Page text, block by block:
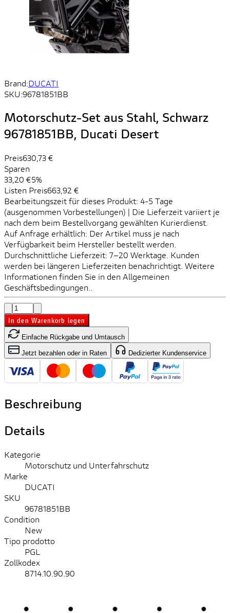
Brand:DUCATI
SKU:96781851BB
Motorschutz-Set aus Stahl, Schwarz
96781851BB, Ducati Desert
Preis630,73 €
Sparen
33,20 €5%
Listen Preis663,92 €
Bearbeitungszeit für dieses Produkt: 4-5 Tage
(ausgenommen Vorbestellungen) | Die Lieferzeit variiert je
nach dem beim Bestellvorgang gewählten Kurierdienst.
Auf Anfrage erhältlich: Der Artikel muss je nach
Verfügbarkeit beim Hersteller bestellt werden.
Durchschnittliche Lieferzeit: 7–20 Werktage. Kunden
werden bei längeren Lieferzeiten benachrichtigt. Weitere
Informationen finden Sie in den Allgemeinen
Geschäftsbedingungen..
In den Warenkorb legen
Einfache Rückgabe und Umtausch
Jetzt bezahlen oder in Raten Dedizierter Kundenservice
Beschreibung
Details
Kategorie
Motorschutz und Unterfahrschutz
Marke
DUCATI
SKU
96781851BB
Condition
New
Tipo prodotto
PGL
Zollkodex
8714.10.90.90